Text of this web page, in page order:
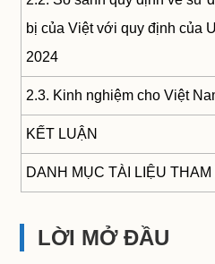
bị của Việt với quy định của
2024
2.3. Kinh nghiệm cho Việt
KẾT LUẬN
DANH MỤC TÀI LIỆU THAM
LỜI MỞ ĐẦU